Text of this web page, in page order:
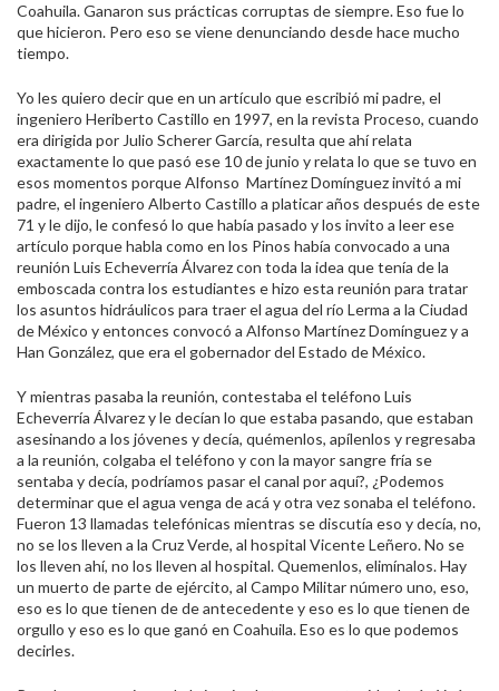
Coahuila. Ganaron sus prácticas corruptas de siempre. Eso fue lo
que hicieron. Pero eso se viene denunciando desde hace mucho
tiempo.
Yo les quiero decir que en un artículo que escribió mi padre, el
ingeniero Heriberto Castillo en 1997, en la revista Proceso, cuando
era dirigida por Julio Scherer García, resulta que ahí relata
exactamente lo que pasó ese 10 de junio y relata lo que se tuvo en
esos momentos porque Alfonso Martínez Domínguez invitó a mi
padre, el ingeniero Alberto Castillo a platicar años después de este
71 y le dijo, le confesó lo que había pasado y los invito a leer ese
artículo porque habla como en los Pinos había convocado a una
reunión Luis Echeverría Álvarez con toda la idea que tenía de la
emboscada contra los estudiantes e hizo esta reunión para tratar
los asuntos hidráulicos para traer el agua del río Lerma a la Ciudad
de México y entonces convocó a Alfonso Martínez Domínguez y a
Han González, que era el gobernador del Estado de México.
Y mientras pasaba la reunión, contestaba el teléfono Luis
Echeverría Álvarez y le decían lo que estaba pasando, que estaban
asesinando a los jóvenes y decía, quémenlos, apílenlos y regresaba
a la reunión, colgaba el teléfono y con la mayor sangre fría se
sentaba y decía, podríamos pasar el canal por aquí?, ¿Podemos
determinar que el agua venga de acá y otra vez sonaba el teléfono.
Fueron 13 llamadas telefónicas mientras se discutía eso y decía, no,
no se los lleven a la Cruz Verde, al hospital Vicente Leñero. No se
los lleven ahí, no los lleven al hospital. Quemenlos, elimínalos. Hay
un muerto de parte de ejército, al Campo Militar número uno, eso,
eso es lo que tienen de de antecedente y eso es lo que tienen de
orgullo y eso es lo que ganó en Coahuila. Eso es lo que podemos
decirles.